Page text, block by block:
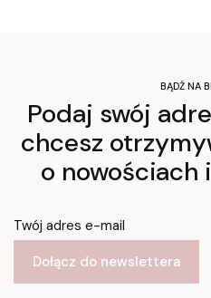
BĄDŹ NA
Podaj swój
chcesz
o nowościach
Twój adres e-mail
Dołącz do newslettera